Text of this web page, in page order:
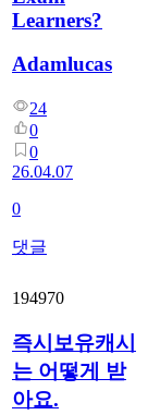
Learners?
Adamlucas
24
0
0
26.04.07
0
댓글
194970
즉시보유캐시
는 어떻게 받
아요.